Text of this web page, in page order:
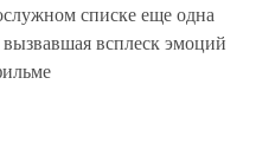
списке еще одна
всплеск эмоций